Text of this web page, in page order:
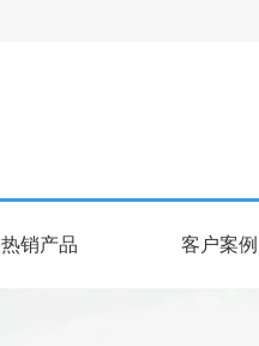
热销产品
热销产品
客户案例
客户案例